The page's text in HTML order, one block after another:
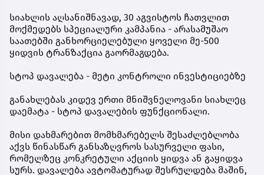
სიახლის აღსანიშნავად, 30 აგვისტოს ჩათვლით
მოქმედებს სპეციალური კამპანია - არასამუშაო
საათებში განხორციელებული ყოველი მე-500
ყიდვის ტრანზაქცია გაორმაგდება.
სტოპ დავალება - მეტი კონტროლი ინვესტიციებზე
განახლებას კიდევ ერთი მნიშვნელოვანი სიახლეც
დაემატა - სტოპ დავალების ფუნქციონალი.
მისი დახმარებით მომხმარებელს შესაძლებლობა
აქვს წინასწარ განსაზღვროს სასურველი ფასი,
რომელზეც კონკრეტული აქციის ყიდვა ან გაყიდვა
სურს. დავალება ავტომატურად შესრულდება მაშინ,